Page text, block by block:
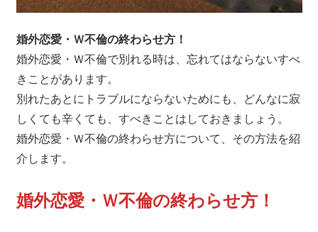
婚外恋愛・Ｗ不倫の終わらせ方！
婚外恋愛・Ｗ不倫で別れる時は、忘れてはならないすべ
きことがあります。
別れたあとにトラブルにならないためにも、どんなに寂
しくても辛くても、すべきことはしておきましょう。
婚外恋愛・Ｗ不倫の終わらせ方について、その方法を紹
介します。
婚外恋愛・Ｗ不倫の終わらせ方！